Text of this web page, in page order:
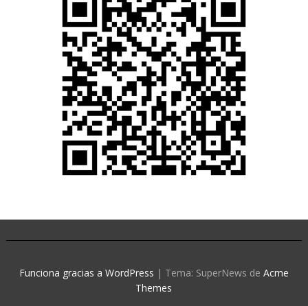
Funciona gracias a WordPress | Tema: SuperNews de Acme
Themes